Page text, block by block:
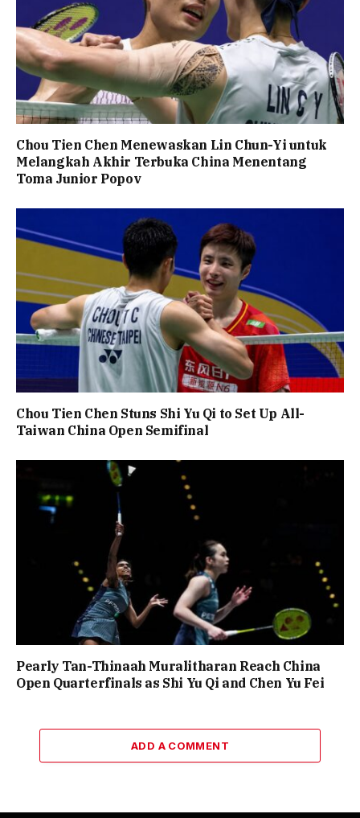
Chou Tien Chen Menewaskan Lin Chun-Yi untuk
Melangkah Akhir Terbuka China Menentang
Toma Junior Popov
Chou Tien Chen Stuns Shi Yu Qi to Set Up All-
Taiwan China Open Semifinal
Pearly Tan-Thinaah Muralitharan Reach China
Open Quarterfinals as Shi Yu Qi and Chen Yu Fei
ADD A COMMENT